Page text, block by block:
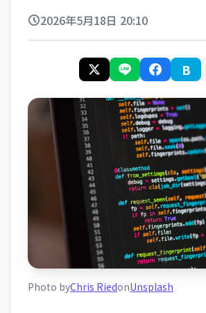
2026年5月18日 20:10
B
Photo byChris RiedonUnsplash